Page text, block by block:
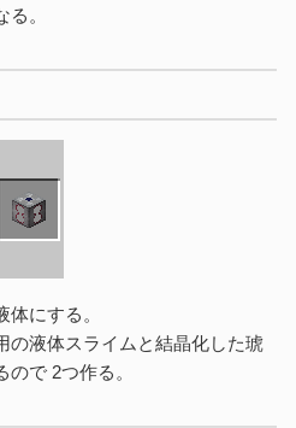
。
にする。
の液体スライムと結晶化した琥
で 2つ作る。